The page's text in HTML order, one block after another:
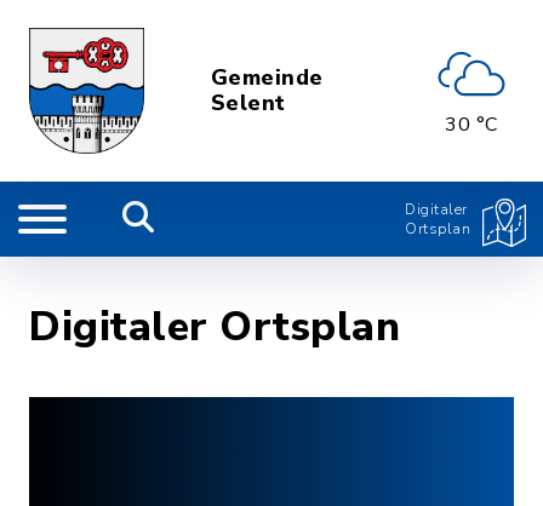
Gemeinde
Selent
30 °C
Digitaler
Ortsplan
Digitaler Ortsplan